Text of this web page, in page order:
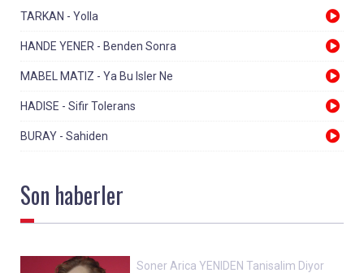
TARKAN - Yolla
HANDE YENER - Benden Sonra
MABEL MATIZ - Ya Bu Isler Ne
HADISE - Sifir Tolerans
BURAY - Sahiden
Son haberler
Soner Arica YENIDEN Tanisalim Diyor